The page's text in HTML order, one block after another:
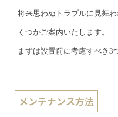
将来思わぬトラブルに見舞
くつかご案内いたします。
まずは設置前に考慮すべき3
メンテナンス方法